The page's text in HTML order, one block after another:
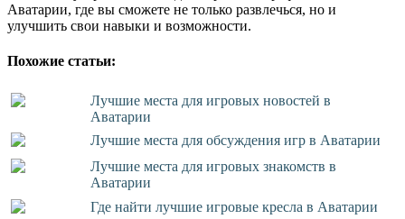
Аватарии, где вы сможете не только развлечься, но и
улучшить свои навыки и возможности.
Похожие статьи:
Лучшие места для игровых новостей в
Аватарии
Лучшие места для обсуждения игр в Аватарии
Лучшие места для игровых знакомств в
Аватарии
Где найти лучшие игровые кресла в Аватарии